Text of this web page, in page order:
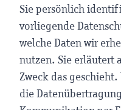
Sie persönlich
vorliegende
welche Daten wir
nutzen. Sie erläutert
Zweck das
die